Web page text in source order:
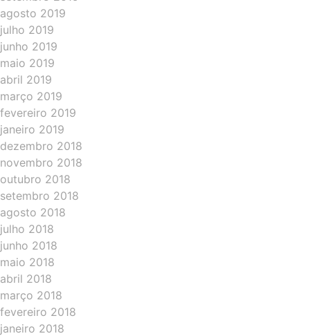
agosto 2019
julho 2019
junho 2019
maio 2019
abril 2019
março 2019
fevereiro 2019
janeiro 2019
dezembro 2018
novembro 2018
outubro 2018
setembro 2018
agosto 2018
julho 2018
junho 2018
maio 2018
abril 2018
março 2018
fevereiro 2018
janeiro 2018